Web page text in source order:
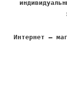
Интернет –